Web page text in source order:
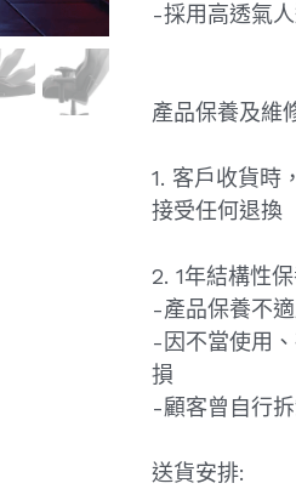
-採用高透氣
產品保養及維
1. 客戶收貨時
接受任何退換
2. 1年結構性
-產品保養不
-因不當使用
損
-顧客曾自行
送貨安排: